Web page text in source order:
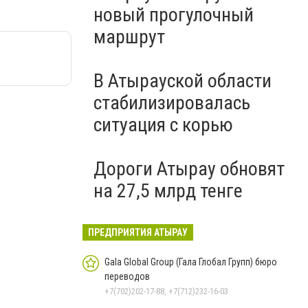
новый прогулочный
маршрут
В Атырауской области
стабилизировалась
ситуация с корью
Дороги Атырау обновят
на 27,5 млрд тенге
ПРЕДПРИЯТИЯ АТЫРАУ
Gala Global Group (Гала Глобал Групп) бюро
переводов
+7(702)202-17-88, +7(712)232-16-03